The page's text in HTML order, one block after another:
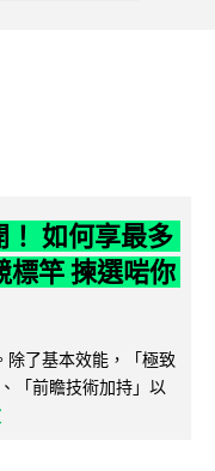
如何享最多
竿 揀選啱你
除了基本效能，「極致
「前瞻技術加持」以